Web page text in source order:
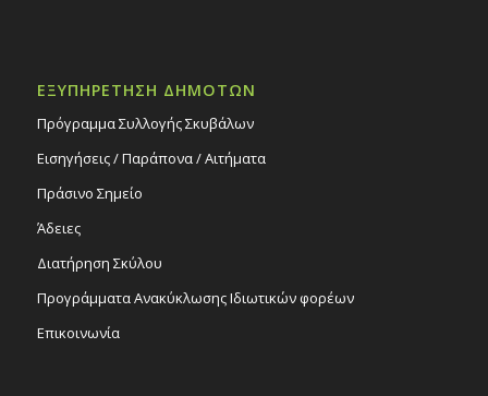
ΕΞΥΠΗΡΕΤΗΣΗ ΔΗΜΟΤΩΝ
Πρόγραμμα Συλλογής Σκυβάλων
Εισηγήσεις / Παράπονα / Αιτήματα
Πράσινο Σημείο
Άδειες
Διατήρηση Σκύλου
Προγράμματα Ανακύκλωσης Ιδιωτικών φορέων
Επικοινωνία